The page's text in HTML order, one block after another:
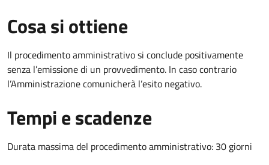
Cosa si ottiene
Il procedimento amministrativo si conclude positivamente
senza l’emissione di un provvedimento. In caso contrario
l’Amministrazione comunicherà l’esito negativo.
Tempi e scadenze
Durata massima del procedimento amministrativo: 30 giorni